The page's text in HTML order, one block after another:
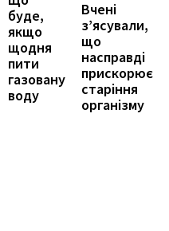
буде,
якщо
щодня
пити
газовану
воду
Вчені
з’ясували,
що
насправді
прискорює
старіння
організму